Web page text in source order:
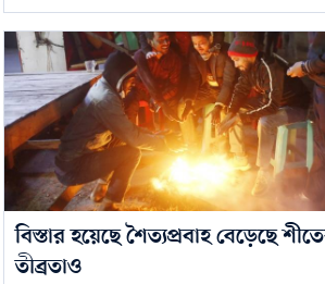
বিস্তার হয়েছে শৈত্যপ্রবাহ বেড়েছে
তীব্রতাও